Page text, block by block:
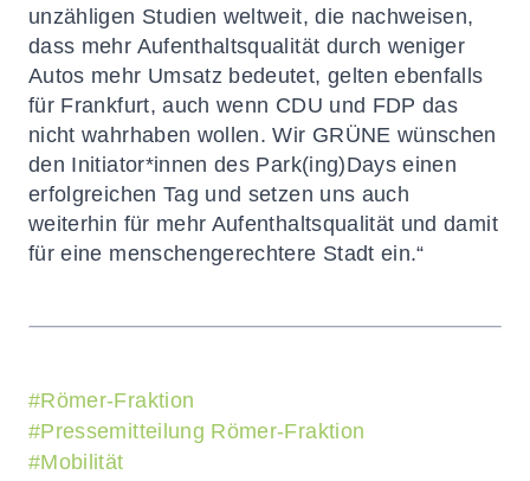
unzähligen Studien weltweit, die nachweisen,
dass mehr Aufenthaltsqualität durch weniger
Autos mehr Umsatz bedeutet, gelten ebenfalls
für Frankfurt, auch wenn CDU und FDP das
nicht wahrhaben wollen. Wir GRÜNE wünschen
den Initiator*innen des Park(ing)Days einen
erfolgreichen Tag und setzen uns auch
weiterhin für mehr Aufenthaltsqualität und damit
für eine menschengerechtere Stadt ein.“
#Römer-Fraktion
#Pressemitteilung Römer-Fraktion
#Mobilität